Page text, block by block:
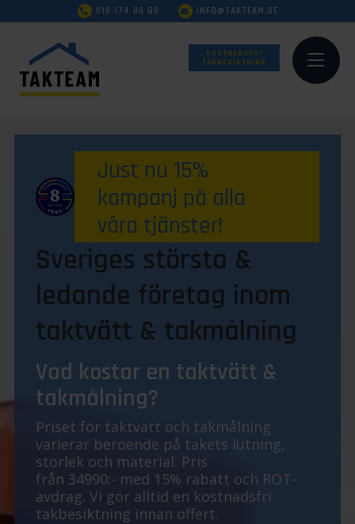
010-174 00 80 INFO@TAKTEAM.SE
KOSTNADSFRI
TAKBESIKTNING
Just nu 15%
kampanj på alla
våra tjänster!
Sveriges största &
ledande företag inom
taktvätt & takmålning
Vad kostar en taktvätt &
takmålning?
Priset för taktvätt och takmålning
varierar beroende på takets lutning,
storlek och material. Pris
från 34990:- med 15% rabatt och ROT-
avdrag. Vi gör alltid en kostnadsfri
takbesiktning innan offert.